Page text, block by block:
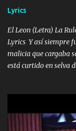
HOMBRE VALIENTE
VIO POR LA FAMILIA
los HERMANOS un
Lyrics
El Leon (Letra) La
Lyrics Y así siempre
malicia que cargaba
está curtido en selva
pa más pues hay
otra Música